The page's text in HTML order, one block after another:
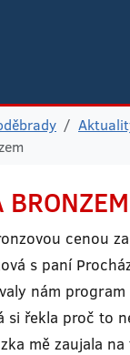
BRONZEM
cenou
s paní
nám program
si řekla proč to
mě zaujala